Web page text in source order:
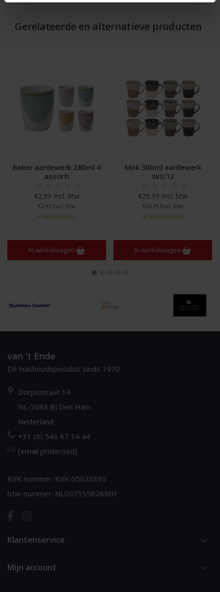
Gerelateerde en alternatieve producten
Beker aardewerk 280ml 4
assorti
€2,99 Incl. btw
€2,47 Excl. btw
Beschikbaar
In winkelwagen
Mok 300ml aardewerk
set/12
€29,99 Incl. btw
€24,79 Excl. btw
Beschikbaar
In winkelwagen
van 't Ende
Dè huishoudspecialist sinds 1970
Dorpsstraat 14
NL-7683 BJ Den Ham
Nederland
+31 (0) 546 67 14 44
[email protected]
KVK nummer: KVK 05023895
btw-nummer: NL007355828B01
Klantenservice
Mijn account